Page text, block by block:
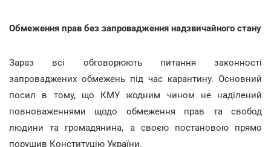
Обмеження прав без запровадження надзвичайного стану
Зараз всі обговорюють питання законності
запроваджених обмежень під час карантину. Основний
посил в тому, що КМУ жодним чином не наділений
повноваженнями щодо обмеження прав та свобод
людини та громадянина, а своєю постановою прямо
порушив Конституцію України.